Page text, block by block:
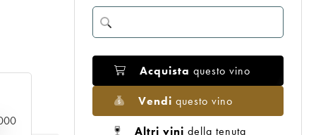
Acquista questo vino
Vendi questo vino
Altri vini della tenuta